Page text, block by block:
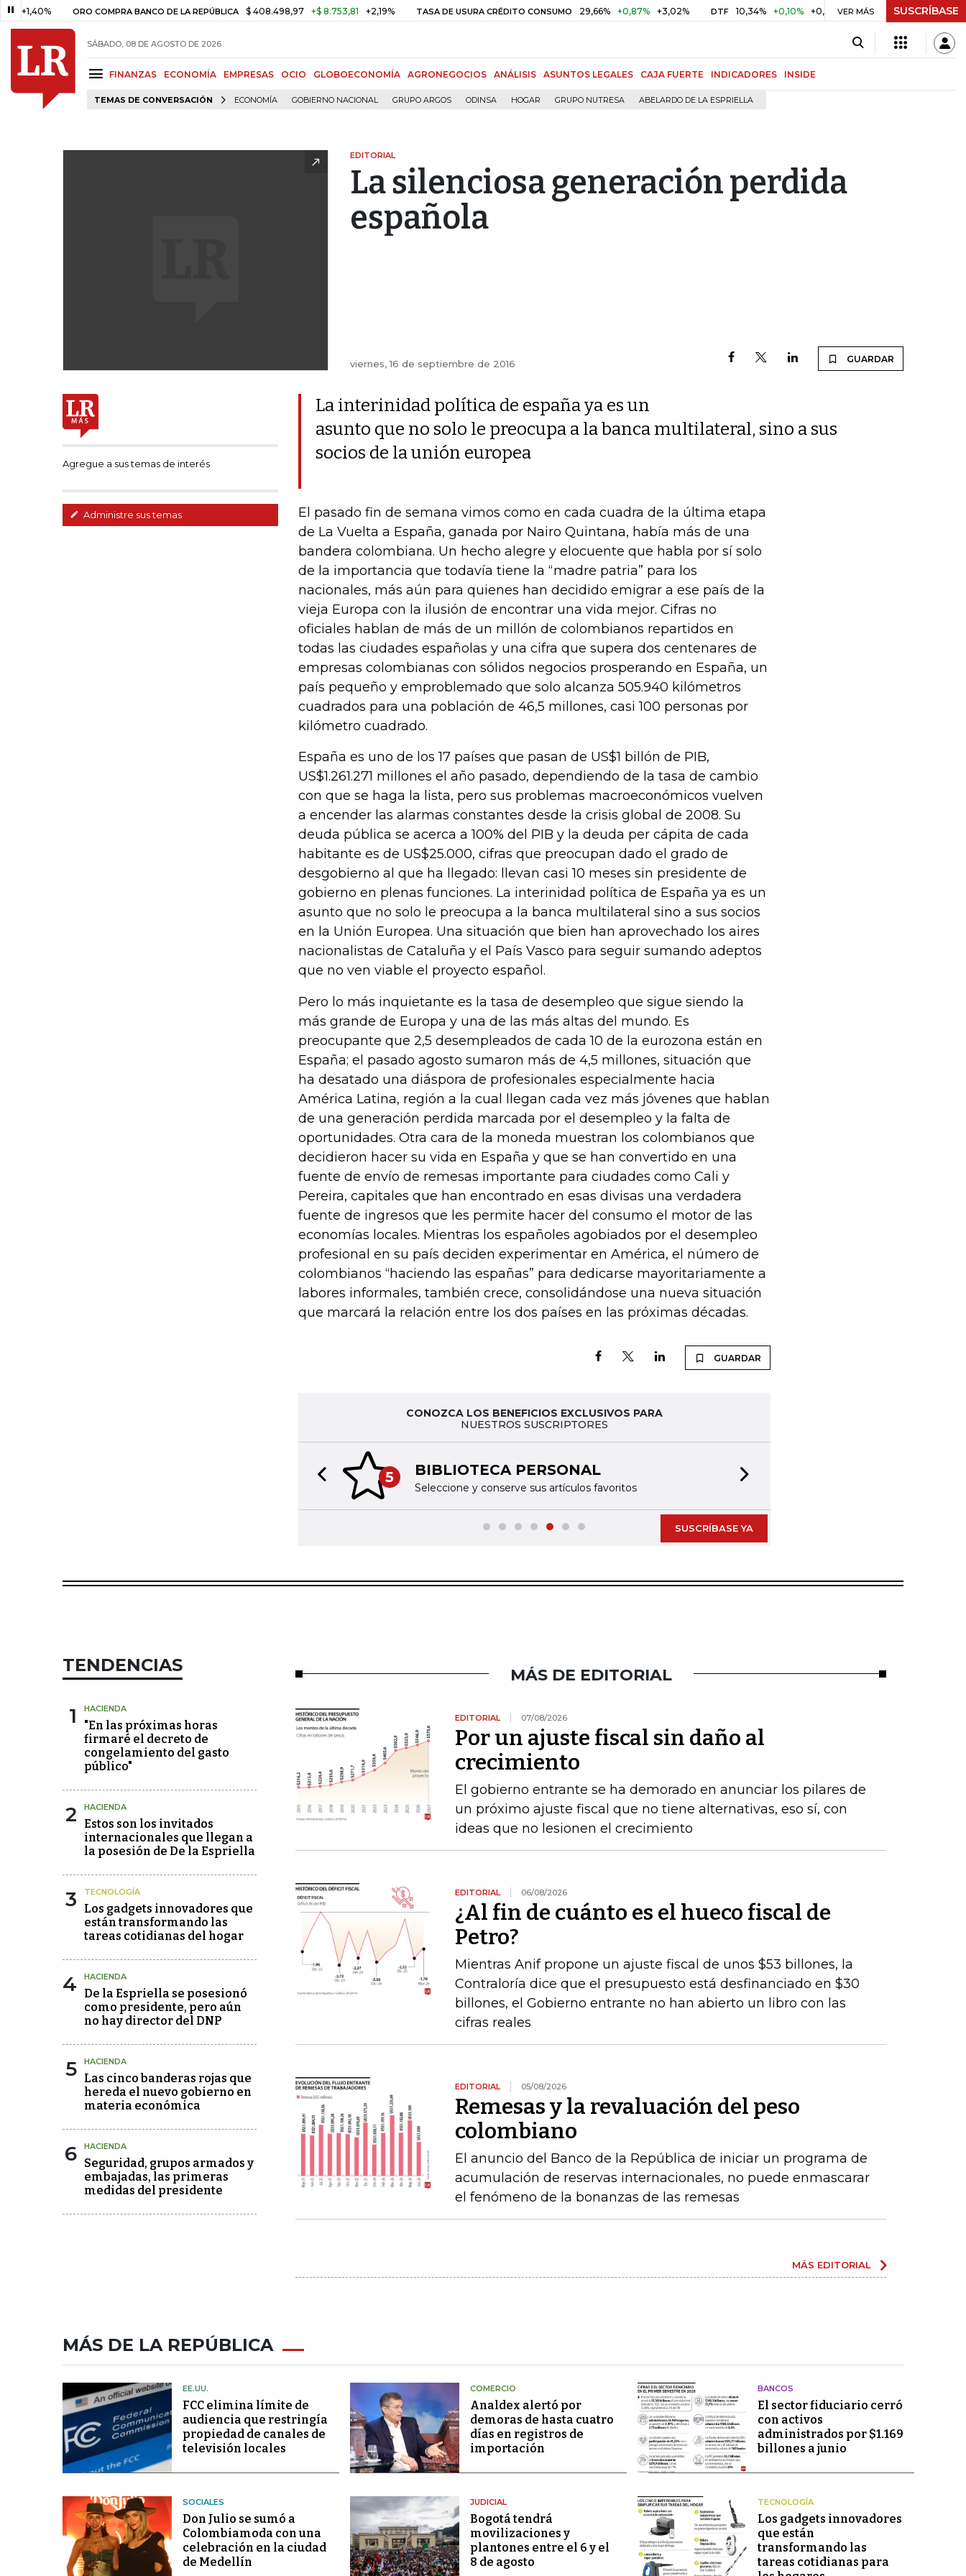
ORO COMPRA BANCO DE LA REPÚBLICA $ 408.498,97 +$ 8.753,81 +2,19% TASA DE USURA CRÉDITO CONSUMO 29,66% +0,87% +3,02% DTF 10,34% +0,10% +0,98% UVR $ 416,96 +$ 0,05 +0,01%
VER MÁS SUSCRÍBASE
SÁBADO, 08 DE AGOSTO DE 2026
FINANZAS ECONOMÍA EMPRESAS OCIO GLOBOECONOMÍA AGRONEGOCIOS ANÁLISIS ASUNTOS LEGALES CAJA FUERTE INDICADORES INSIDE
TEMAS DE CONVERSACIÓN ECONOMÍA GOBIERNO NACIONAL GRUPO ARGOS ODINSA HOGAR GRUPO NUTRESA ABELARDO DE LA ESPRIELLA
EDITORIAL
La silenciosa generación perdida
española
viernes, 16 de septiembre de 2016 GUARDAR
Agregue a sus temas de interés
Administre sus temas
La interinidad política de españa ya es un
asunto que no solo le preocupa a la banca multilateral, sino a sus
socios de la unión europea
El pasado fin de semana vimos como en cada cuadra de la última etapa
de La Vuelta a España, ganada por Nairo Quintana, había más de una
bandera colombiana. Un hecho alegre y elocuente que habla por sí solo
de la importancia que todavía tiene la “madre patria” para los
nacionales, más aún para quienes han decidido emigrar a ese país de la
vieja Europa con la ilusión de encontrar una vida mejor. Cifras no
oficiales hablan de más de un millón de colombianos repartidos en
todas las ciudades españolas y una cifra que supera dos centenares de
empresas colombianas con sólidos negocios prosperando en España, un
país pequeño y emproblemado que solo alcanza 505.940 kilómetros
cuadrados para una población de 46,5 millones, casi 100 personas por
kilómetro cuadrado.
España es uno de los 17 países que pasan de US$1 billón de PIB,
US$1.261.271 millones el año pasado, dependiendo de la tasa de cambio
con que se haga la lista, pero sus problemas macroeconómicos vuelven
a encender las alarmas constantes desde la crisis global de 2008. Su
deuda pública se acerca a 100% del PIB y la deuda per cápita de cada
habitante es de US$25.000, cifras que preocupan dado el grado de
desgobierno al que ha llegado: llevan casi 10 meses sin presidente de
gobierno en plenas funciones. La interinidad política de España ya es un
asunto que no solo le preocupa a la banca multilateral sino a sus socios
en la Unión Europea. Una situación que bien han aprovechado los aires
nacionalistas de Cataluña y el País Vasco para seguir sumando adeptos
que no ven viable el proyecto español.
Pero lo más inquietante es la tasa de desempleo que sigue siendo la
más grande de Europa y una de las más altas del mundo. Es
preocupante que 2,5 desempleados de cada 10 de la eurozona están en
España; el pasado agosto sumaron más de 4,5 millones, situación que
ha desatado una diáspora de profesionales especialmente hacia
América Latina, región a la cual llegan cada vez más jóvenes que hablan
de una generación perdida marcada por el desempleo y la falta de
oportunidades. Otra cara de la moneda muestran los colombianos que
decidieron hacer su vida en España y que se han convertido en una
fuente de envío de remesas importante para ciudades como Cali y
Pereira, capitales que han encontrado en esas divisas una verdadera
fuente de ingresos que les permite hacer del consumo el motor de las
economías locales. Mientras los españoles agobiados por el desempleo
profesional en su país deciden experimentar en América, el número de
colombianos “haciendo las españas” para dedicarse mayoritariamente a
labores informales, también crece, consolidándose una nueva situación
que marcará la relación entre los dos países en las próximas décadas.
GUARDAR
CONOZCA LOS BENEFICIOS EXCLUSIVOS PARA
NUESTROS SUSCRIPTORES
5 BIBLIOTECA PERSONAL
Seleccione y conserve sus artículos favoritos
Previous slide
SUSCRÍBASE YA
TENDENCIAS
1 HACIENDA
"En las próximas horas
firmaré el decreto de
congelamiento del gasto
público"
2 HACIENDA
Estos son los invitados
internacionales que llegan a
la posesión de De la Espriella
3 TECNOLOGÍA
Los gadgets innovadores que
están transformando las
tareas cotidianas del hogar
4 HACIENDA
De la Espriella se posesionó
como presidente, pero aún
no hay director del DNP
5 HACIENDA
Las cinco banderas rojas que
hereda el nuevo gobierno en
materia económica
6 HACIENDA
Seguridad, grupos armados y
embajadas, las primeras
medidas del presidente
MÁS DE EDITORIAL
EDITORIAL 07/08/2026
Por un ajuste fiscal sin daño al
crecimiento
El gobierno entrante se ha demorado en anunciar los pilares de
un próximo ajuste fiscal que no tiene alternativas, eso sí, con
ideas que no lesionen el crecimiento
EDITORIAL 06/08/2026
¿Al fin de cuánto es el hueco fiscal de
Petro?
Mientras Anif propone un ajuste fiscal de unos $53 billones, la
Contraloría dice que el presupuesto está desfinanciado en $30
billones, el Gobierno entrante no han abierto un libro con las
cifras reales
EDITORIAL 05/08/2026
Remesas y la revaluación del peso
colombiano
El anuncio del Banco de la República de iniciar un programa de
acumulación de reservas internacionales, no puede enmascarar
el fenómeno de la bonanzas de las remesas
MÁS EDITORIAL
MÁS DE LA REPÚBLICA
EE.UU.
FCC elimina límite de
audiencia que restringía
propiedad de canales de
televisión locales
COMERCIO
Analdex alertó por
demoras de hasta cuatro
días en registros de
importación
BANCOS
El sector fiduciario cerró
con activos
administrados por $1.169
billones a junio
SOCIALES
Don Julio se sumó a
Colombiamoda con una
celebración en la ciudad
de Medellín
JUDICIAL
Bogotá tendrá
movilizaciones y
plantones entre el 6 y el
8 de agosto
TECNOLOGÍA
Los gadgets innovadores
que están
transformando las
tareas cotidianas para